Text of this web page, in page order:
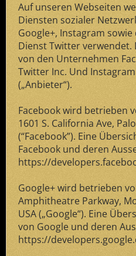
Auf unseren Webseiten
Diensten sozialer
Google+, Instagram
Dienst Twitter verwendet.
von den Unternehmen
Twitter Inc. Und
(„Anbieter“).
Facebook wird betrieben
1601 S. California Ave,
(“Facebook”). Eine
Facebook und deren
https://
Google+ wird betrieben
Amphitheatre Parkway,
USA („Google“). Eine
von Google und deren
https://